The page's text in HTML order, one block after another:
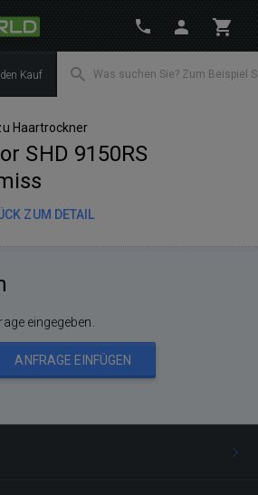
Kauf
Haartrockner
SHD 9150RS
ZUM DETAIL
eingegeben.
ANFRAGE EINFÜGEN